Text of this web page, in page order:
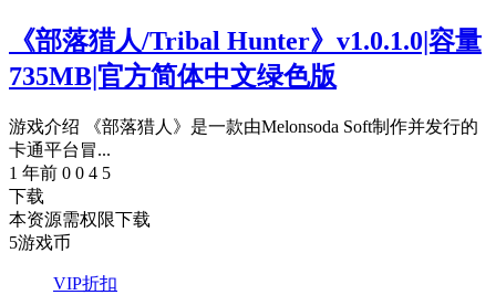
《部落猎人/Tribal Hunter》v1.0.1.0|容量
735MB|官方简体中文绿色版
游戏介绍 《部落猎人》是一款由Melonsoda Soft制作并发行的
卡通平台冒...
1 年前 0 0 4 5
下载
本资源需权限下载
5游戏币
VIP折扣